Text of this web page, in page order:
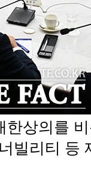
상의를
빌리티 등